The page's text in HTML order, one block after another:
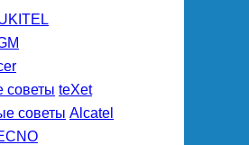
советы teXet
советы Alcatel